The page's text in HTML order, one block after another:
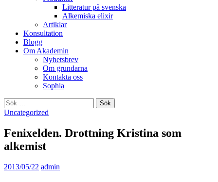
Litteratur på svenska
Alkemiska elixir
Artiklar
Konsultation
Blogg
Om Akademin
Nyhetsbrev
Om grundarna
Kontakta oss
Sophia
Sök
efter:
Uncategorized
Fenixelden. Drottning Kristina som
alkemist
2013/05/22 admin